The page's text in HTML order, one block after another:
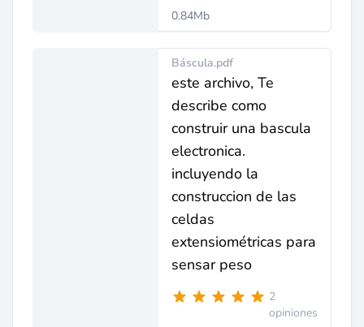
0.84Mb
Báscula.pdf
este archivo, Te
describe como
construir una bascula
electronica.
incluyendo la
construccion de las
celdas
extensiométricas para
sensar peso
2
opiniones